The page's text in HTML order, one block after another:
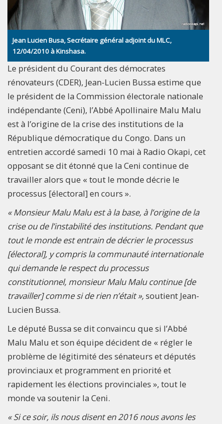
Jean Lucien Busa, Secrétaire général adjoint du MLC,
12/04/2010 à Kinshasa.
Le président du Courant des démocrates
rénovateurs (CDER), Jean-Lucien Bussa estime que
le président de la Commission électorale nationale
indépendante (Ceni), l’Abbé Apollinaire Malu Malu
est à l’origine de la crise des institutions de la
République démocratique du Congo. Dans un
entretien accordé samedi 10 mai à Radio Okapi, cet
opposant se dit étonné que la Ceni continue de
travailler alors que « tout le monde décrie le
processus [électoral] en cours ».
« Monsieur Malu Malu est à la base, à l’origine de la
crise ou de l’instabilité des institutions. Pendant que
tout le monde est entrain de décrier le processus
[électoral], y compris la communauté internationale
qui demande le respect du processus
constitutionnel, monsieur Malu Malu continue [de
travailler] comme si de rien n’était »,soutient Jean-
Lucien Bussa.
Le député Bussa se dit convaincu que si l’Abbé
Malu Malu et son équipe décident de « régler le
problème de légitimité des sénateurs et députés
provinciaux et programment en priorité et
rapidement les élections provinciales », tout le
monde va soutenir la Ceni.
« Si ce soir, ils nous disent en 2016 nous avons les